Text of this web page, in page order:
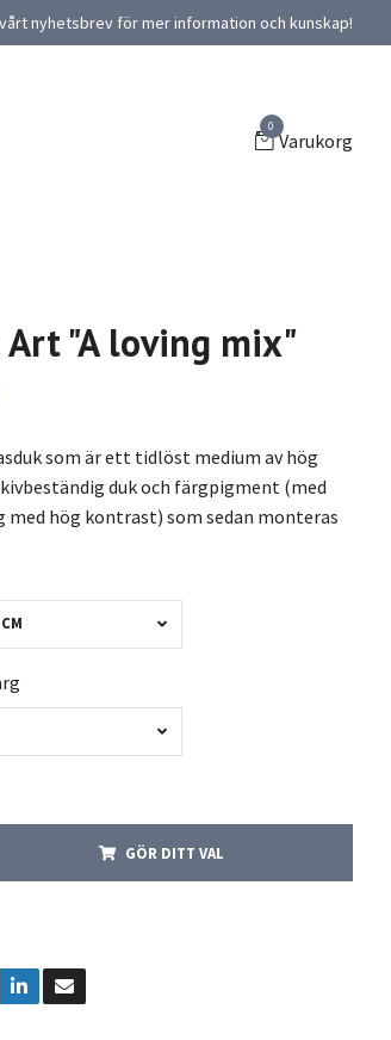
nyhetsbrev för mer information och kunskap!
0
Varukorg
Art "A loving mix"
som är ett tidlöst medium av hög
duk och färgpigment (med
hög kontrast) som sedan monteras
GÖR DITT VAL